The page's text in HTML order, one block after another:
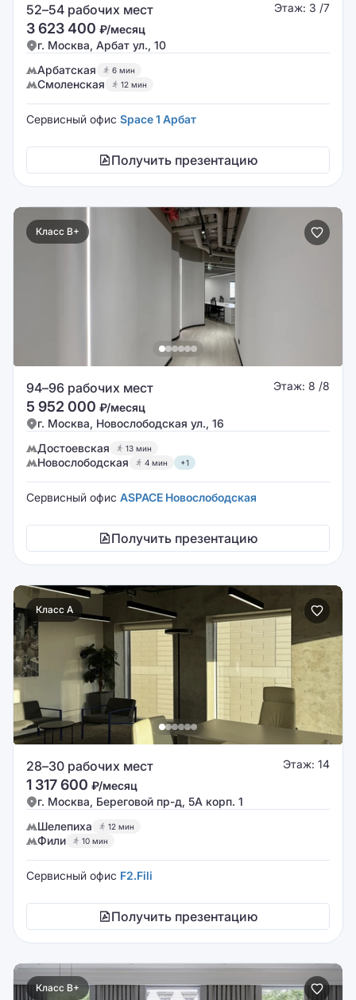
52–54 рабочих мест Этаж: 3 /7
3 623 400 ₽/месяц
г. Москва, Арбат ул., 10
Арбатская
6 мин
Смоленская 12 мин
Сервисный офис Space 1 Арбат
Получить презентацию
Класс B+
94–96 рабочих мест Этаж: 8 /8
5 952 000 ₽/месяц
г. Москва, Новослободская ул., 16
Достоевская
13 мин
Новослободская 4 мин +1
Сервисный офис ASPACE Новослободская
Получить презентацию
Класс A
28–30 рабочих мест Этаж: 14
1 317 600 ₽/месяц
г. Москва, Береговой пр-д, 5А корп. 1
Шелепиха
12 мин
Фили 10 мин
Сервисный офис F2.Fili
Получить презентацию
Класс B+